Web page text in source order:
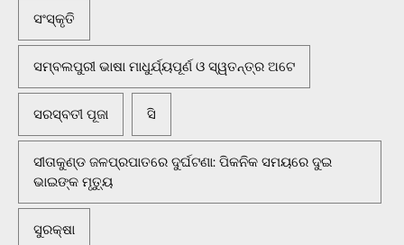
ସଂସ୍କୃତି
ସମ୍ବଲପୁରୀ ଭାଷା ମାଧୁର୍ଯ୍ୟପୂର୍ଣ ଓ ସ୍ୱତନ୍ତ୍ର ଅଟେ
ସରସ୍ବତୀ ପୂଜା ସି
ସୀତାକୁଣ୍ଡ ଜଳପ୍ରପାତରେ ଦୁର୍ଘଟଣା: ପିକନିକ ସମୟରେ ଦୁଇ
ଭାଇଙ୍କ ମୃତ୍ୟୁ
ସୁରକ୍ଷା